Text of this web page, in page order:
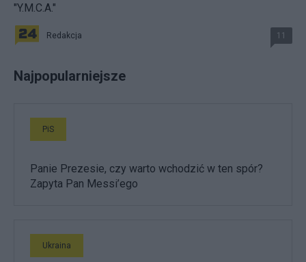
"Y.M.C.A."
Redakcja 11
Najpopularniejsze
PiS
Panie Prezesie, czy warto wchodzić w ten spór?
Zapyta Pan Messi’ego
Ukraina